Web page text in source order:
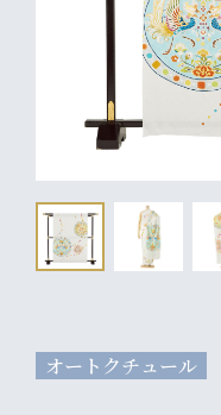
オートクチュール